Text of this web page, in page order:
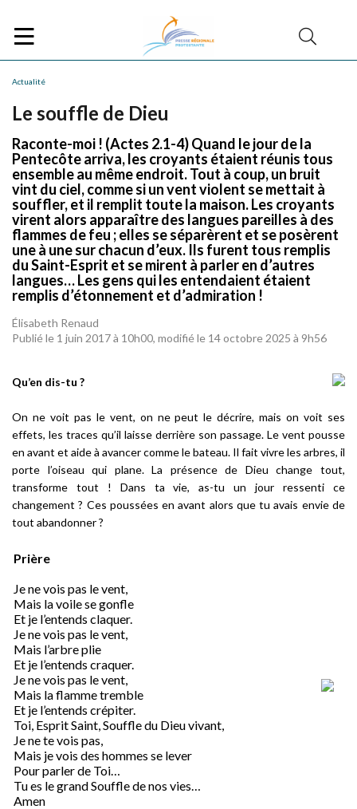
Actualité
Le souffle de Dieu
Raconte-moi ! (Actes 2.1-4) Quand le jour de la
Pentecôte arriva, les croyants étaient réunis tous
ensemble au même endroit. Tout à coup, un bruit
vint du ciel, comme si un vent violent se mettait à
souffler, et il remplit toute la maison. Les croyants
virent alors apparaître des langues pareilles à des
flammes de feu ; elles se séparèrent et se posèrent
une à une sur chacun d’eux. Ils furent tous remplis
du Saint-Esprit et se mirent à parler en d’autres
langues… Les gens qui les entendaient étaient
remplis d’étonnement et d’admiration !
Élisabeth Renaud
Publié le 1 juin 2017 à 10h00, modifié le 14 octobre 2025 à 9h56
Qu’en dis-tu ?
On ne voit pas le vent, on ne peut le décrire, mais on voit ses
effets, les traces qu’il laisse derrière son passage. Le vent pousse
en avant et aide à avancer comme le bateau. Il fait vivre les arbres, il
porte l’oiseau qui plane. La présence de Dieu change tout,
transforme tout ! Dans ta vie, as-tu un jour ressenti ce
changement ? Ces pousséesen avant alors que tu avais envie de
tout abandonner ?
Prière
Je ne vois pas le vent,
Mais la voile se gonfle
Et je l’entends claquer.
Je ne vois pas le vent,
Mais l’arbre plie
Et je l’entends craquer.
Je ne vois pas le vent,
Mais la flamme tremble
Et je l’entends crépiter.
Toi, Esprit Saint, Souffle du Dieu vivant,
Je ne te vois pas,
Mais je vois des hommes se lever
Pour parler de Toi…
Tu es le grand Souffle de nos vies…
Amen